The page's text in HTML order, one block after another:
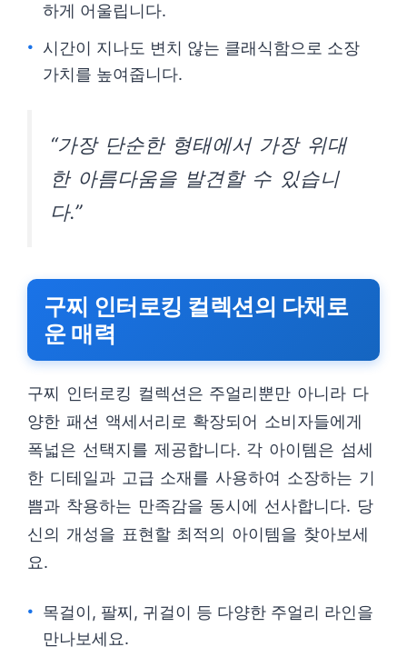
하게 어울립니다.
시간이 지나도 변치 않는 클래식함으로 소장
가치를 높여줍니다.
“가장 단순한 형태에서 가장 위대
한 아름다움을 발견할 수 있습니
다.”
구찌 인터로킹 컬렉션의 다채로
운 매력
구찌 인터로킹 컬렉션은 주얼리뿐만 아니라 다
양한 패션 액세서리로 확장되어 소비자들에게
폭넓은 선택지를 제공합니다. 각 아이템은 섬세
한 디테일과 고급 소재를 사용하여 소장하는 기
쁨과 착용하는 만족감을 동시에 선사합니다. 당
신의 개성을 표현할 최적의 아이템을 찾아보세
요.
목걸이, 팔찌, 귀걸이 등 다양한 주얼리 라인을
만나보세요.